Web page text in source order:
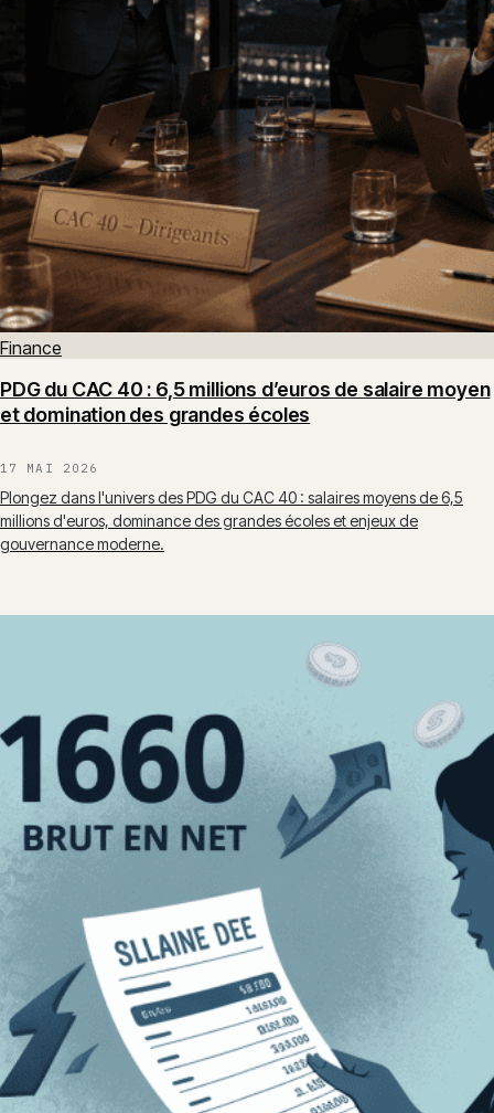
Finance
PDG du CAC 40 : 6,5 millions d’euros de salaire moyen
et domination des grandes écoles
17 MAI 2026
Plongez dans l'univers des PDG du CAC 40 : salaires moyens de 6,5
millions d'euros, dominance des grandes écoles et enjeux de
gouvernance moderne.